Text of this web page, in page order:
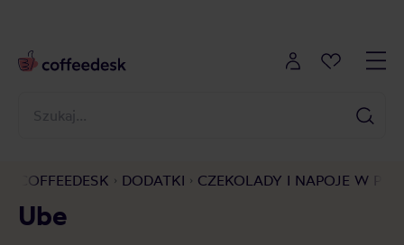
COFFEEDESK DODATKI CZEKOLADY I NAPOJE W
Ube